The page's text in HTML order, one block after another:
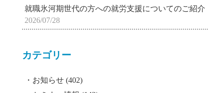
就職氷河期世代の方への就労支援についてのご紹介
2026/07/28
カテゴリー
お知らせ (402)